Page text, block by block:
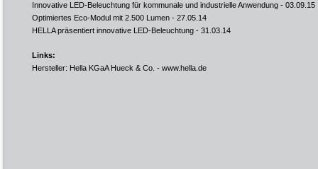
Innovative LED-Beleuchtung für kommunale und industrielle Anwendung - 03.09.15
Optimiertes Eco-Modul mit 2.500 Lumen - 27.05.14
HELLA präsentiert innovative LED-Beleuchtung - 31.03.14
Links:
Hersteller: Hella KGaA Hueck & Co. - www.hella.de